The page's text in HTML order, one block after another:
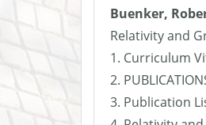
Buenker,
Relativity and
1. Curriculum
2.
3. Publication